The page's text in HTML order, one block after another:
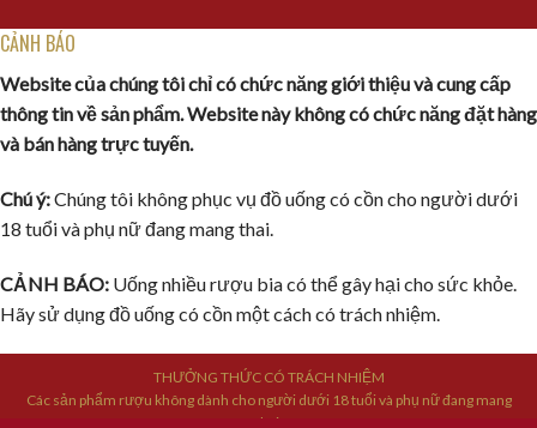
CẢNH BÁO
Website của chúng tôi chỉ có chức năng giới thiệu và cung cấp
thông tin về sản phẩm. Website này không có chức năng đặt hàng
và bán hàng trực tuyến.
Chú ý:Chúng tôi không phục vụ đồ uống có cồn cho người dưới
18 tuổi và phụ nữ đang mang thai.
CẢNH BÁO: Uống nhiều rượu bia có thể gây hại cho sức khỏe.
Hãy sử dụng đồ uống có cồn một cách có trách nhiệm.
THƯỞNG THỨC CÓ TRÁCH NHIỆM
Các sản phẩm rượu không dành cho người dưới 18 tuổi và phụ nữ đang mang
thai.